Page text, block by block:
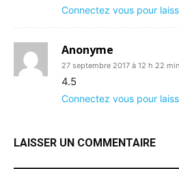
Connectez vous pour
Anonyme
27 septembre 2017 à 12 h 22 min
4.5
Connectez vous pour
LAISSER UN COMMENTAIRE